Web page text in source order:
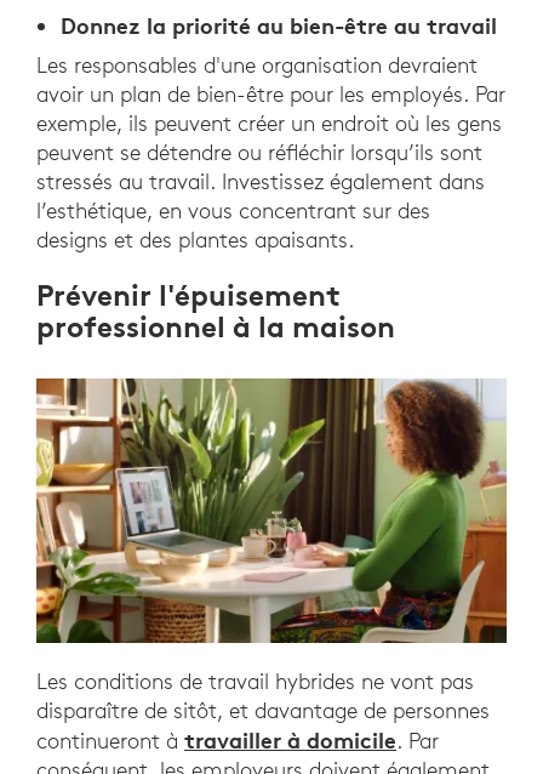
Donnez la priorité au bien-être au travail
Les responsables d'une organisation devraient
avoir un plan de bien-être pour les employés. Par
exemple, ils peuvent créer un endroit où les gens
peuvent se détendre ou réfléchir lorsqu’ils sont
stressés au travail. Investissez également dans
l’esthétique, en vous concentrant sur des
designs et des plantes apaisants.
Prévenir l'épuisement
professionnel à la maison
Les conditions de travail hybrides ne vont pas
disparaître de sitôt, et davantage de personnes
continueront à travailler à domicile. Par